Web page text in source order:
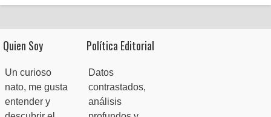
Quien Soy
Un curioso
nato, me gusta
entender y
Política Editorial
Datos
contrastados,
análisis